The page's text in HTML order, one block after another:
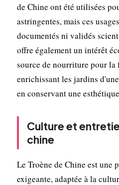
de Chine ont été utilisées
astringentes, mais ces
documentés ni validés
offre également un intérêt
source de nourriture pour la
enrichissant les jardins
en conservant une
Culture et
chine
Le Troène de Chine est une
exigeante, adaptée à la